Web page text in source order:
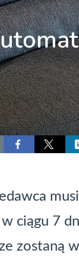
ciągu 7
zostaną